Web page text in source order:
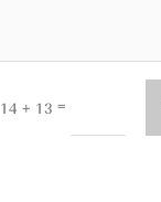
14 + 13 =